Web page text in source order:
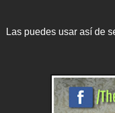
Las puedes usar así de